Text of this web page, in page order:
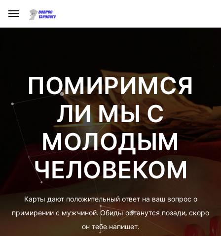
ПОМИРИМСЯ
ЛИ МЫ С
МОЛОДЫМ
ЧЕЛОВЕКОМ
Карты дают положительный ответ на ваш вопрос о
примирении с мужчиной. Обиды останутся позади, скоро
он тебе напишет.